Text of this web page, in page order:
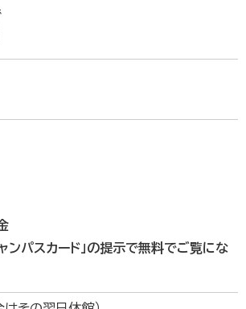
ンパスカード」の提示で無料でご覧にな